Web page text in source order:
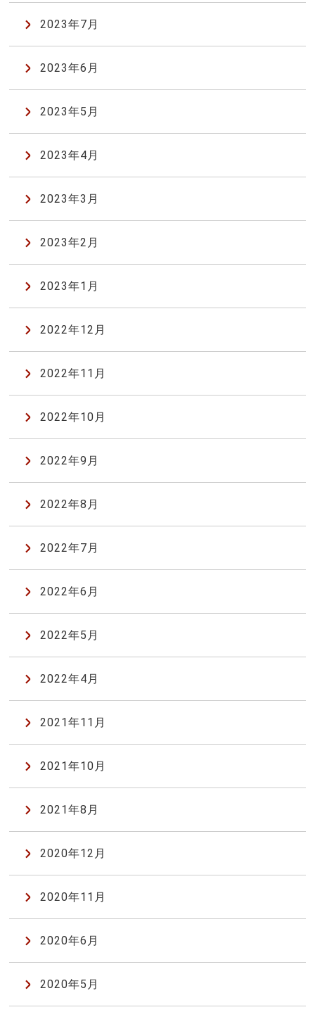
2023年7月
2023年6月
2023年5月
2023年4月
2023年3月
2023年2月
2023年1月
2022年12月
2022年11月
2022年10月
2022年9月
2022年8月
2022年7月
2022年6月
2022年5月
2022年4月
2021年11月
2021年10月
2021年8月
2020年12月
2020年11月
2020年6月
2020年5月